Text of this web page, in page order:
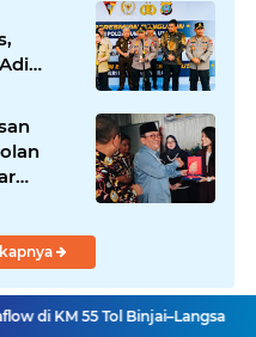
Binjai–Langsa Pengadilan